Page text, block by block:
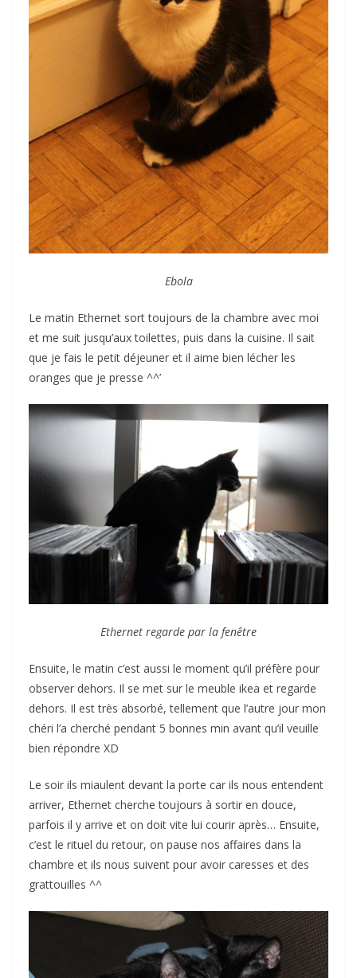
Ebola
Le matin Ethernet sort toujours de la chambre avec moi
et me suit jusqu’aux toilettes, puis dans la cuisine. Il sait
que je fais le petit déjeuner et il aime bien lécher les
oranges que je presse ^^’
Ethernet regarde par la fenêtre
Ensuite, le matin c’est aussi le moment qu’il préfère pour
observer dehors. Il se met sur le meuble ikea et regarde
dehors. Il est très absorbé, tellement que l’autre jour mon
chéri l’a cherché pendant 5 bonnes min avant qu’il veuille
bien répondre XD
Le soir ils miaulent devant la porte car ils nous entendent
arriver, Ethernet cherche toujours à sortir en douce,
parfois il y arrive et on doit vite lui courir après… Ensuite,
c’est le rituel du retour, on pause nos affaires dans la
chambre et ils nous suivent pour avoir caresses et des
grattouilles ^^